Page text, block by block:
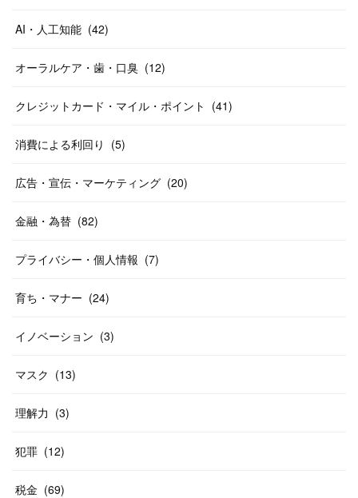
AI・人工知能 (42)
オーラルケア・歯・口臭 (12)
クレジットカード・マイル・ポイント (41)
消費による利回り (5)
広告・宣伝・マーケティング (20)
金融・為替 (82)
プライバシー・個人情報 (7)
育ち・マナー (24)
イノベーション (3)
マスク (13)
理解力 (3)
犯罪 (12)
税金 (69)